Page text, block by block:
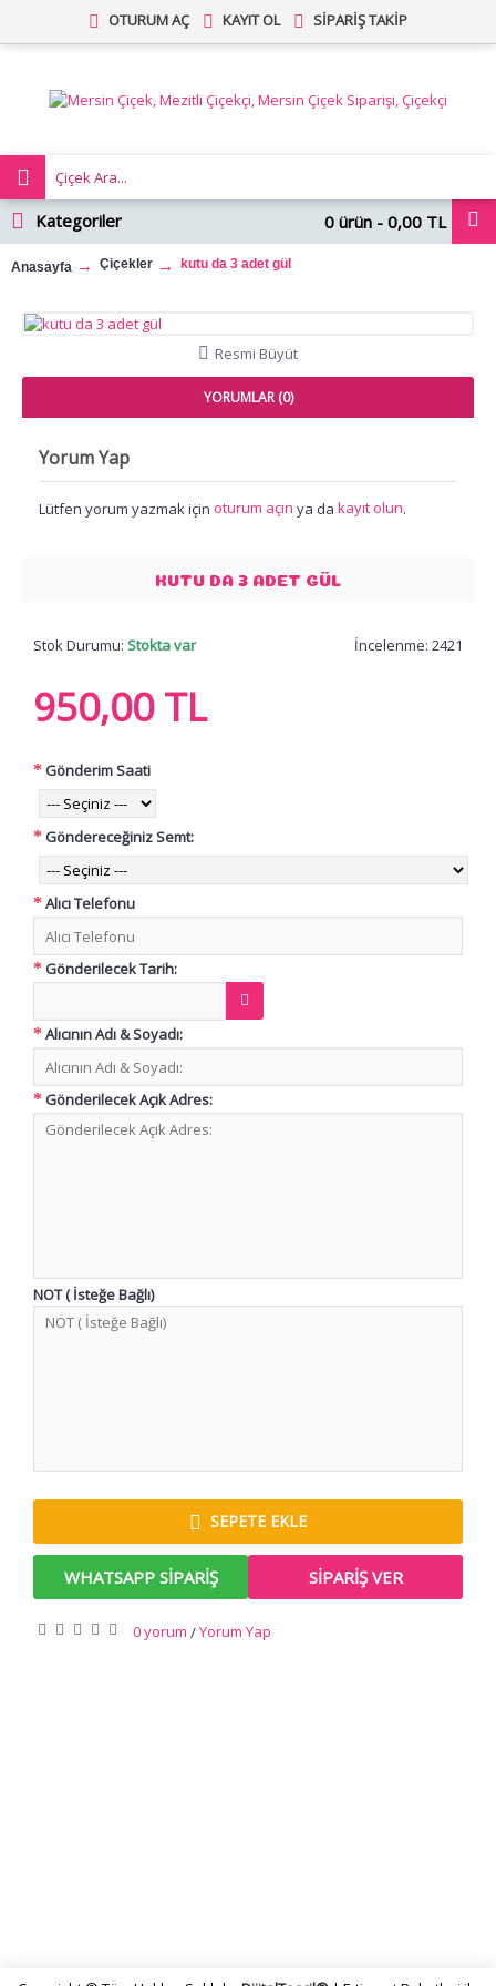
OTURUM AÇ KAYIT OL SIPARIŞ TAKIP
0 ürün - 0,00 TL
Kategoriler
Anasayfa Çiçekler kutu da 3 adet gül
Resmi Büyüt
YORUMLAR (0)
Yorum Yap
Lütfen yorum yazmak için oturum açın ya da kayıt olun.
KUTU DA 3 ADET GÜL
İncelenme: 2421
Stok Durumu: Stokta var
950,00 TL
Gönderim Saati
Göndereceğiniz Semt:
Alıcı Telefonu
Gönderilecek Tarih:
Alıcının Adı & Soyadı:
Gönderilecek Açık Adres:
NOT ( İsteğe Bağlı)
SEPETE EKLE
SIPARIŞ VER
WHATSAPP SIPARIŞ
0 yorum /Yorum Yap